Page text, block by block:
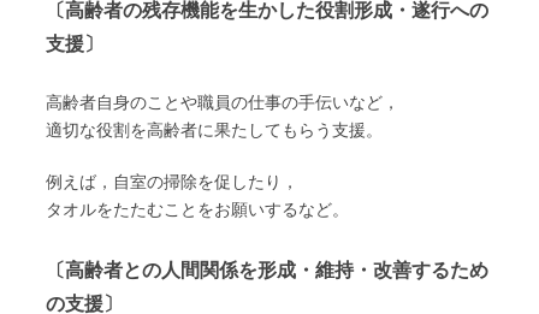
〔高齢者の残存機能を生かした役割形成・遂行への
支援〕
高齢者自身のことや職員の仕事の手伝いなど，
適切な役割を高齢者に果たしてもらう支援。
例えば，自室の掃除を促したり，
タオルをたたむことをお願いするなど。
〔高齢者との人間関係を形成・維持・改善するため
の支援〕